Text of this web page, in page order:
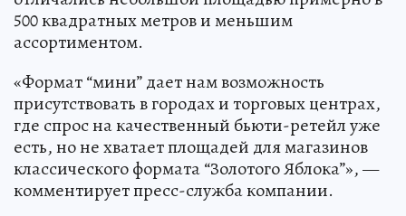
500 квадратных метров и меньшим
ассортиментом.
«Формат “мини” дает нам возможность
присутствовать в городах и торговых центрах,
где спрос на качественный бьюти-ретейл уже
есть, но не хватает площадей для магазинов
классического формата “Золотого Яблока”», —
комментирует пресс-служба компании.